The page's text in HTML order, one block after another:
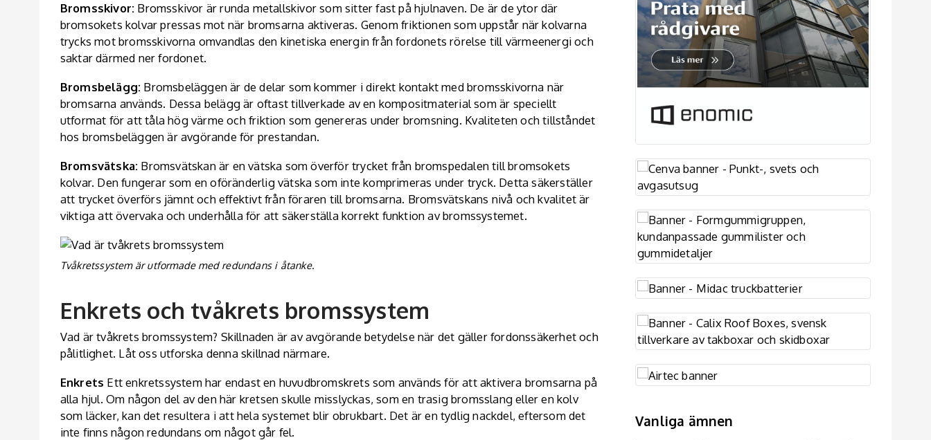
Bromsskivor: Bromsskivor är runda metallskivor som sitter fast på hjulnaven. De är de ytor där
bromsokets kolvar pressas mot när bromsarna aktiveras. Genom friktionen som uppstår när kolvarna
trycks mot bromsskivorna omvandlas den kinetiska energin från fordonets rörelse till värmeenergi och
saktar därmed ner fordonet.
Bromsbelägg: Bromsbeläggen är de delar som kommer i direkt kontakt med bromsskivorna när
bromsarna används. Dessa belägg är oftast tillverkade av en kompositmaterial som är speciellt
utformat för att tåla hög värme och friktion som genereras under bromsning. Kvaliteten och tillståndet
hos bromsbeläggen är avgörande för prestandan.
Bromsvätska: Bromsvätskan är en vätska som överför trycket från bromspedalen till bromsokets
kolvar. Den fungerar som en oföränderlig vätska som inte komprimeras under tryck. Detta säkerställer
att trycket överförs jämnt och effektivt från föraren till bromsarna. Bromsvätskans nivå och kvalitet är
viktiga att övervaka och underhålla för att säkerställa korrekt funktion av bromssystemet.
Tvåkretssystem är utformade med redundans i åtanke.
Enkrets och tvåkrets bromssystem
Vad är tvåkrets bromssystem? Skillnaden är av avgörande betydelse när det gäller fordonssäkerhet och
pålitlighet. Låt oss utforska denna skillnad närmare.
Enkrets Ett enkretssystem har endast en huvudbromskrets som används för att aktivera bromsarna på
alla hjul. Om någon del av den här kretsen skulle misslyckas, som en trasig bromsslang eller en kolv
som läcker, kan det resultera i att hela systemet blir obrukbart. Det är en tydlig nackdel, eftersom det
inte finns någon redundans om något går fel.
Vanliga ämnen